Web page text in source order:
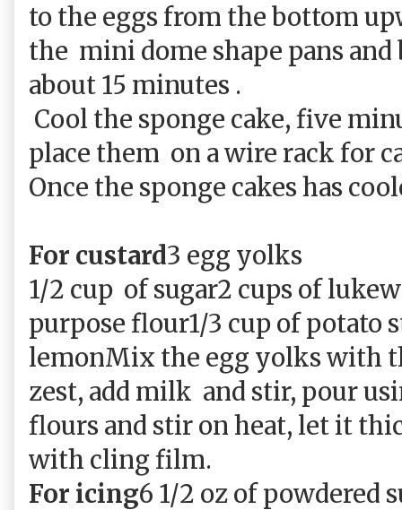
to the eggs from the bottom
the mini dome shape pans and
about 15 minutes .
Cool the sponge cake, five
place them on a wire rack for
Once the sponge cakes has
For custard3 egg yolks
1/2 cup of sugar2 cups of
purpose flour1/3 cup of potato
lemonMix the egg yolks with
zest, add milk and stir, pour
flours and stir on heat, let it
with cling film.
For icing6 1/2 oz of powdered